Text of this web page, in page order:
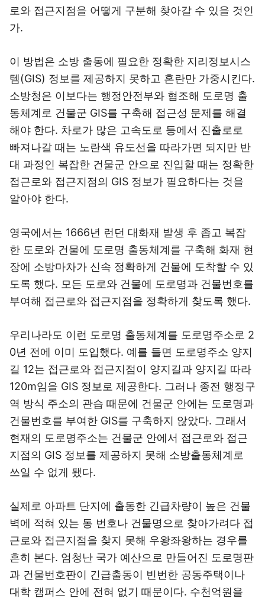
로와 접근지점을 어떻게 구분해 찾아갈 수 있을 것인
가.
이 방법은 소방 출동에 필요한 정확한 지리정보시스
템(GIS) 정보를 제공하지 못하고 혼란만 가중시킨다.
소방청은 이보다는 행정안전부와 협조해 도로명 출
동체계로 건물군 GIS를 구축해 접근성 문제를 해결
해야 한다. 차로가 많은 고속도로 등에서 진출로로
빠져나갈 때는 노란색 유도선을 따라가면 되지만 반
대 과정인 복잡한 건물군 안으로 진입할 때는 정확한
접근로와 접근지점의 GIS 정보가 필요하다는 것을
알아야 한다.
영국에서는 1666년 런던 대화재 발생 후 좁고 복잡
한 도로와 건물에 도로명 출동체계를 구축해 화재 현
장에 소방마차가 신속 정확하게 건물에 도착할 수 있
도록 했다. 모든 도로와 건물에 도로명과 건물번호를
부여해 접근로와 접근지점을 정확하게 찾도록 했다.
우리나라도 이런 도로명 출동체계를 도로명주소로 2
0년 전에 이미 도입했다. 예를 들면 도로명주소 양지
길 12는 접근로와 접근지점이 양지길과 양지길 따라
120m임을 GIS 정보로 제공한다. 그러나 종전 행정구
역 방식 주소의 관습 때문에 건물군 안에는 도로명과
건물번호를 부여한 GIS를 구축하지 않았다. 그래서
현재의 도로명주소는 건물군 안에서 접근로와 접근
지점의 GIS 정보를 제공하지 못해 소방출동체계로
쓰일 수 없게 됐다.
실제로 아파트 단지에 출동한 긴급차량이 높은 건물
벽에 적혀 있는 동 번호나 건물명으로 찾아가려다 접
근로와 접근지점을 찾지 못해 우왕좌왕하는 경우를
흔히 본다. 엄청난 국가 예산으로 만들어진 도로명판
과 건물번호판이 긴급출동이 빈번한 공동주택이나
대학 캠퍼스 안에 전혀 없기 때문이다. 수천억원을